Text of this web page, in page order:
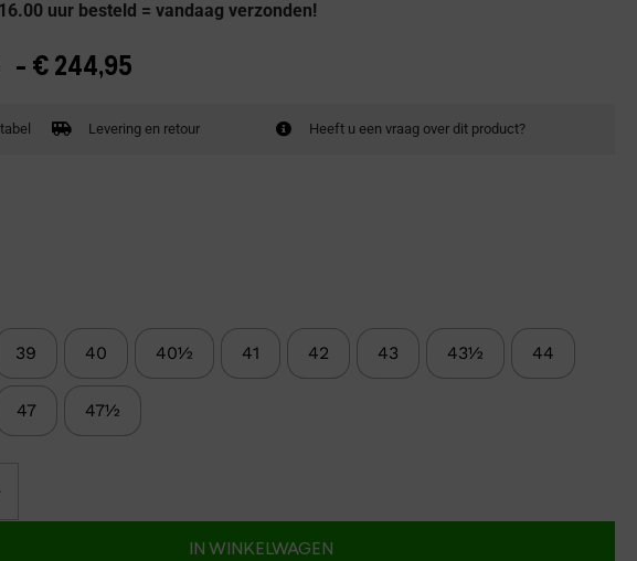
uur besteld = vandaag verzonden!
- € 244,95
Levering en retour Heeft u een vraag over dit product?
39 40 40½ 41 42 43 43½ 44
47 47½
IN WINKELWAGEN